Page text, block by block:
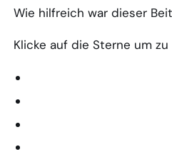
Wie hilfreich war dieser
Klicke auf die Sterne um